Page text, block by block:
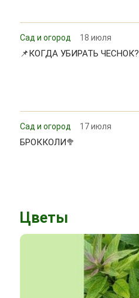
Сад и огород 18 июля
📌КОГДА УБИРАТЬ ЧЕСНОК?
Сад и огород 17 июля
БРОККОЛИ🥦
Цветы